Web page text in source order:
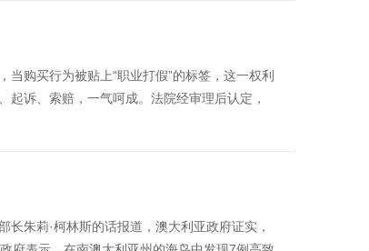
购买行为被贴上“职业打假”的标签，这一权利
诉、索赔，一气呵成。法院经审理后认定，
朱莉·柯林斯的话报道，澳大利亚政府证实，